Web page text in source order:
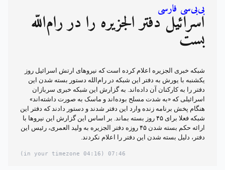
بی‌بی‌سی فارسی
اسرائيل دفتر الجزیره را در رام‌الله
بست
شبکه خبری الجزیره اعلام کرده است که نیروهای ارتش اسرائيل روز
یکشنبه با یورش به دفتر این شبکه در رام‌الله دستور بسته شدن این
دفتر را به کارکنان آن داده‌اند. به گزارش این شبکه خبری سربازان
اسرائيلی که «به شدت مسلح بوده‌اند و ماسک به صورت داشته‌اند»
هنگام پخش برنامه زنده وارد این دفتر شدند و دستور دادند که دفتر این
شبکه فعلا برای ۴۵ روز بسته بماند. بر اساس این گزارش این نیروها با
ارائه حکم بسته شدن ۴۵ روزه دفتر الجزیره به ولید العمری، رئيس این
دفتر، دلیل بسته شدن این دفتر را اعلام نکردند.
07:46
(04:16 in your timezone)